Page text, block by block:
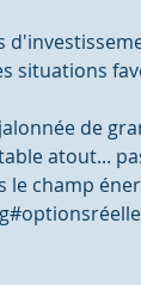
situations
de
atout...
le champ